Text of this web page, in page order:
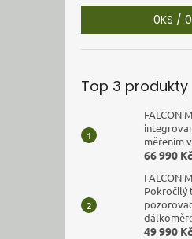
0KS /
Top 3 produkty
FALCON
měřením
66 990 Kč
FALCON
Pokročilý
49 990 Kč